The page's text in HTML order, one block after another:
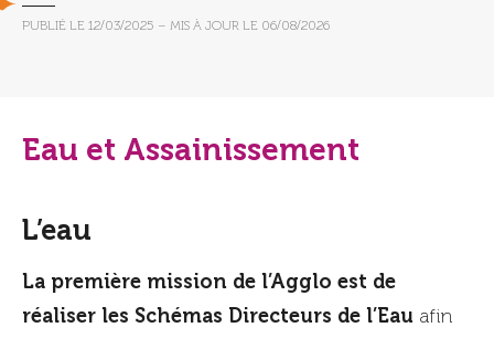
PUBLIÉ LE 12/03/2025 – MIS À JOUR LE 06/08/2026
Eau et Assainissement
L’eau
La première mission de l’Agglo est de
réaliser les Schémas Directeurs de l’Eau afin